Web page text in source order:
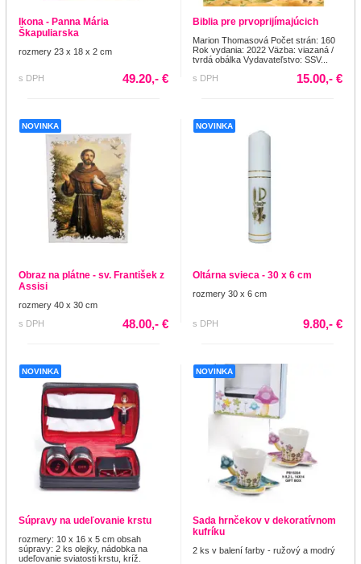
Ikona - Panna Mária
Škapuliarska
rozmery 23 x 18 x 2 cm
s DPH 49.20,- €
Biblia pre prvoprijímajúcich
Marion Thomasová Počet strán: 160
Rok vydania: 2022 Väzba: viazaná /
tvrdá obálka Vydavateľstvo: SSV...
s DPH
15.00,- €
NOVINKA
Obraz na plátne - sv. František z
Assisi
rozmery 40 x 30 cm
s DPH
48.00,- €
NOVINKA
Oltárna svieca - 30 x 6 cm
rozmery 30 x 6 cm
s DPH 9.80,- €
NOVINKA
Súpravy na udeľovanie krstu
rozmery: 10 x 16 x 5 cm obsah
súpravy: 2 ks olejky, nádobka na
udeľovanie sviatosti krstu, kríž.
NOVINKA
Sada hrnčekov v dekoratívnom
kufríku
2 ks v balení farby - ružový a modrý